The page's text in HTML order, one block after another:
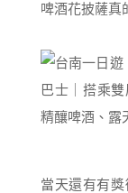
啤酒花披薩真
當天還有有